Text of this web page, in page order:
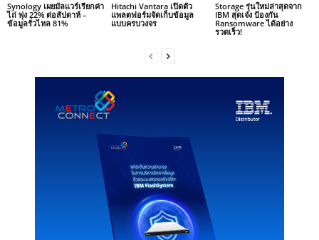
Synology เผยมัลแวร์เรียกค่า
ไถ่ พุ่ง 22% ต่อสัปดาห์ –
ข้อมูลรั่วไหล 81%
Hitachi Vantara เปิดตัว
แพลตฟอร์มจัดเก็บข้อมูล
แบบครบวงจร
Storage รุ่นใหม่ล่าสุดจาก
IBM สุดเจ๋ง ป้องกัน
Ransomware ได้อย่าง
รวดเร็ว!